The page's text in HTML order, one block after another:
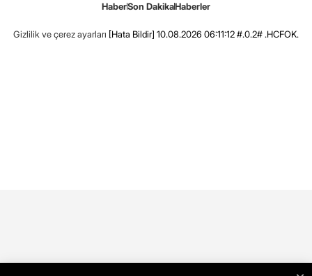
HaberSon DakikaHaberler
Gizlilik ve çerez ayarları [Hata Bildir] 10.08.2026 06:11:12 #.0.2# .HCFOK.